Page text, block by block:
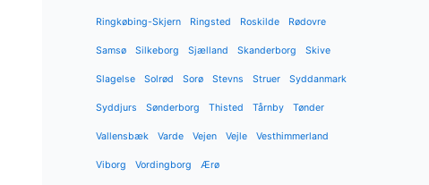
Ringkøbing-Skjern Ringsted Roskilde Rødovre
Samsø Silkeborg Sjælland Skanderborg Skive
Slagelse Solrød Sorø Stevns Struer Syddanmark
Syddjurs Sønderborg Thisted Tårnby Tønder
Vallensbæk Varde Vejen Vejle Vesthimmerland
Viborg Vordingborg Ærø